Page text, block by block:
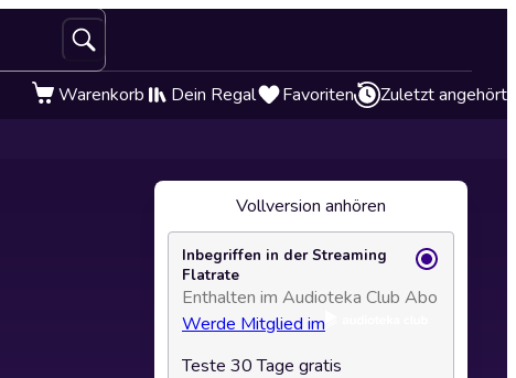
Warenkorb Dein Regal Favoriten Zuletzt angehört
Vollversion anhören
Inbegriffen in der Streaming
Flatrate
Enthalten im Audioteka Club Abo
Werde Mitglied im
Teste 30 Tage gratis